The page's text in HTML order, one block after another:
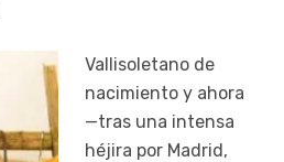
Vallisoletano de
nacimiento y ahora
—tras una intensa
héjira por Madrid,